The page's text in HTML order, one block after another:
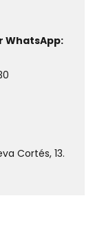
WhatsApp:
Cortés, 13.